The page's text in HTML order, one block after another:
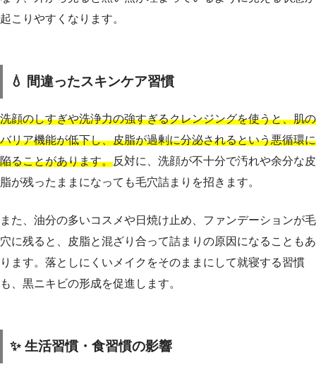
起こりやすくなります。
💧 間違ったスキンケア習慣
洗顔のしすぎや洗浄力の強すぎるクレンジングを使うと、肌の
バリア機能が低下し、皮脂が過剰に分泌されるという悪循環に
陥ることがあります。反対に、洗顔が不十分で汚れや余分な皮
脂が残ったままになっても毛穴詰まりを招きます。
また、油分の多いコスメや日焼け止め、ファンデーションが毛
穴に残ると、皮脂と混ざり合って詰まりの原因になることもあ
ります。落としにくいメイクをそのままにして就寝する習慣
も、黒ニキビの形成を促進します。
✨ 生活習慣・食習慣の影響